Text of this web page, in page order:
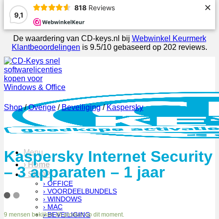
9,1
818 Reviews ×
De waardering van CD-keys.nl bij Webwinkel Keurmerk
Klantbeoordelingen is 9.5/10 gebaseerd op 202 reviews.
Ga
naar
inhoud
Menu
› Home
› SHOP
› OFFICE
› VOORDEELBUNDELS
› WINDOWS
› MAC
› BEVEILIGING
Shop / Overige / Beveiliging / Kaspersky
Kaspersky Internet Security
– 3 apparaten – 1 jaar
9 mensen bekijken dit product op dit moment.